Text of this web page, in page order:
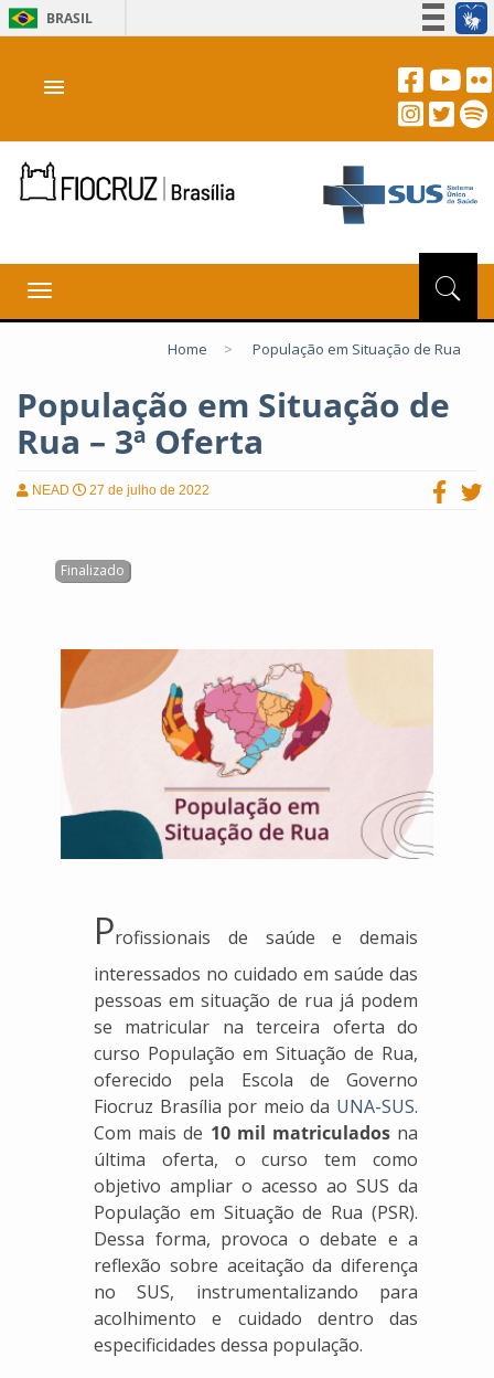
BRASIL
Acesso à informação
Canais
menu
Toggle
navigation
Home > População em Situação de Rua
População em Situação de
Rua – 3ª Oferta
NEAD 27 de julho de 2022
Profissionais de saúde e demais
interessados no cuidado em saúde das
pessoas em situação de rua já podem
se matricular na terceira oferta do
curso População em Situação de Rua,
oferecido pela Escola de Governo
Fiocruz Brasília por meio da UNA-SUS.
Com mais de 10 mil matriculadosna
última oferta, o curso tem como
objetivo ampliar o acesso ao SUS da
População em Situação de Rua (PSR).
Dessa forma, provoca o debate e a
reflexão sobre aceitação da diferença
no SUS, instrumentalizando para
acolhimento e cuidado dentro das
especificidades dessa população.